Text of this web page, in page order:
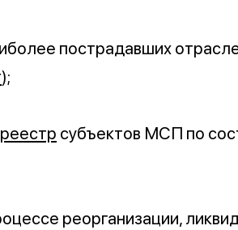
пострадавших
);
субъектов МСП по
реорганизации,